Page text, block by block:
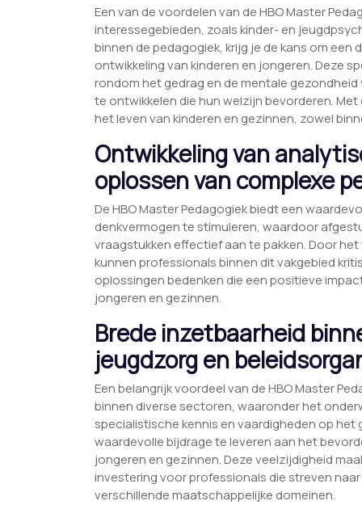
Een van de voordelen van de HBO Master
interessegebieden, zoals kinder- en
binnen de pedagogiek, krijg je de kans om
ontwikkeling van kinderen en jongeren. Deze
rondom het gedrag en de mentale
te ontwikkelen die hun welzijn bevorderen.
het leven van kinderen en gezinnen, zowel
Ontwikkeling van
oplossen van complexe
De HBO Master Pedagogiek biedt een
denkvermogen te stimuleren, waardoor
vraagstukken effectief aan te pakken. Door
kunnen professionals binnen dit vakgebied
oplossingen bedenken die een positieve
jongeren en gezinnen.
Brede inzetbaarheid
jeugdzorg en
Een belangrijk voordeel van de HBO Master
binnen diverse sectoren, waaronder het
specialistische kennis en vaardigheden op
waardevolle bijdrage te leveren aan het
jongeren en gezinnen. Deze veelzijdigheid
investering voor professionals die streven
verschillende maatschappelijke domeinen.